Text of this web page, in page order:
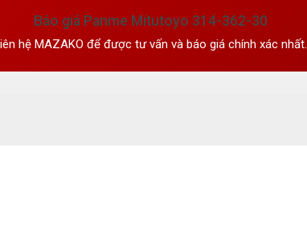
Báo giá Panme Mitutoyo 314-362-30
hệ MAZAKO để được tư vấn và báo giá chính xác nhất.